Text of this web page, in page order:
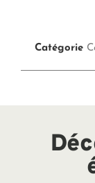
Catégorie